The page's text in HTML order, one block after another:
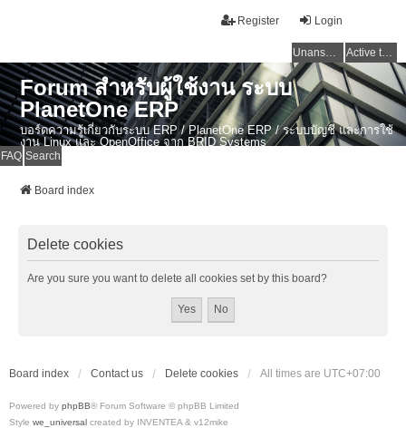
Login
Register
Unanswered topics Active topics
Forum สำหรับผู้ใช้งาน ระบบ
PlanetOne ERP
บอร์ดความรู้เกี่ยวกับระบบ ERP / PlanetOne ERP / ระบบบัญชี และการใช้
งาน Linux และ OpenOffice จาก BRID Systems
FAQ Search
Board index
Delete cookies
Are you sure you want to delete all cookies set by this board?
Board index Contact us Delete cookies All times are UTC+07:00
Powered by phpBB® Forum Software © phpBB Limited
Style we_universal created by INVENTEA & v12mike